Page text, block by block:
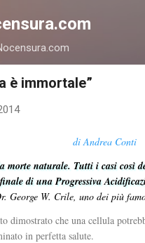
Passa ai contenuti principali
è immortale”
di Andrea Conti
morte naturale. Tutti i casi così
di una Progressiva
George W. Crile, uno dei più
dimostrato che una cellula
in perfetta salute.